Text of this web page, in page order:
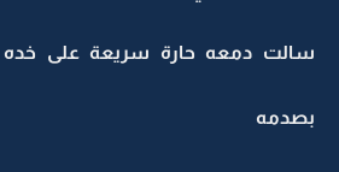
سالت دمعه حارة سريعة على خده
بصدمه